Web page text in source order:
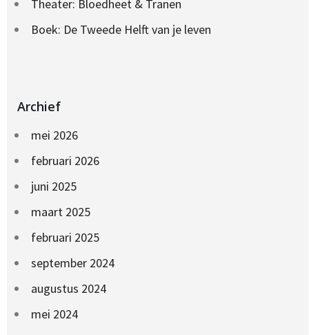
Theater: Bloedheet & Tranen
Boek: De Tweede Helft van je leven
Archief
mei 2026
februari 2026
juni 2025
maart 2025
februari 2025
september 2024
augustus 2024
mei 2024